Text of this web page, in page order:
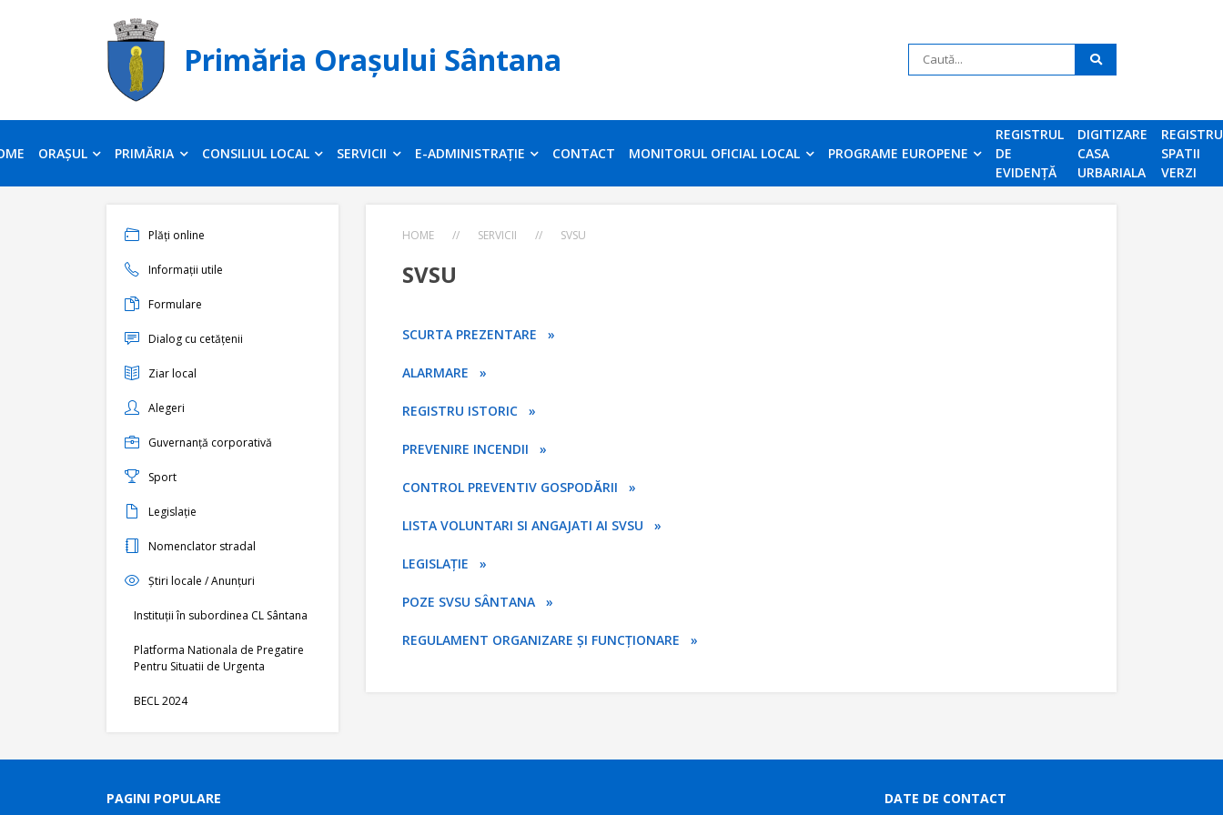
Primăria Orașului Sântana
ORAȘUL PRIMĂRIA CONSILIUL LOCAL SERVICII E-ADMINISTRAȚIE CONTACT MONITORUL OFICIAL LOCAL PROGRAME EUROPENE
REGISTRUL
DE
EVIDENȚĂ
DIGITIZARE
CASA
URBARIALA
REGISTRU
SPATII
VERZI
Plăți online
Informații utile
Formulare
Dialog cu cetățenii
Ziar local
Alegeri
Guvernanță corporativă
Sport
Legislație
Nomenclator stradal
Știri locale / Anunțuri
Instituții în subordinea CL Sântana
Platforma Nationala de Pregatire
Pentru Situatii de Urgenta
BECL 2024
HOME // SERVICII // SVSU
SVSU
SCURTA PREZENTARE »
ALARMARE »
REGISTRU ISTORIC »
PREVENIRE INCENDII »
CONTROL PREVENTIV GOSPODĂRII »
LISTA VOLUNTARI SI ANGAJATI AI SVSU »
LEGISLAȚIE »
POZE SVSU SÂNTANA »
REGULAMENT ORGANIZARE ȘI FUNCȚIONARE »
PAGINI POPULARE DATE DE CONTACT